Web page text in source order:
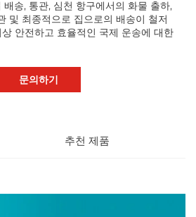
송, 통관, 심천 항구에서의 화물 출하,
및 최종적으로 집으로의 배송이 철저
안전하고 효율적인 국제 운송에 대한
문의하기
추천 제품